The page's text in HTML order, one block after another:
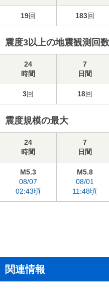
19回 183回
震度3以上の地震観測回数
24
時間
7
日間
3回 18回
震度規模の最大
24
時間
7
日間
M5.3
08/07
02:43頃
M5.8
08/01
11:48頃
関連情報